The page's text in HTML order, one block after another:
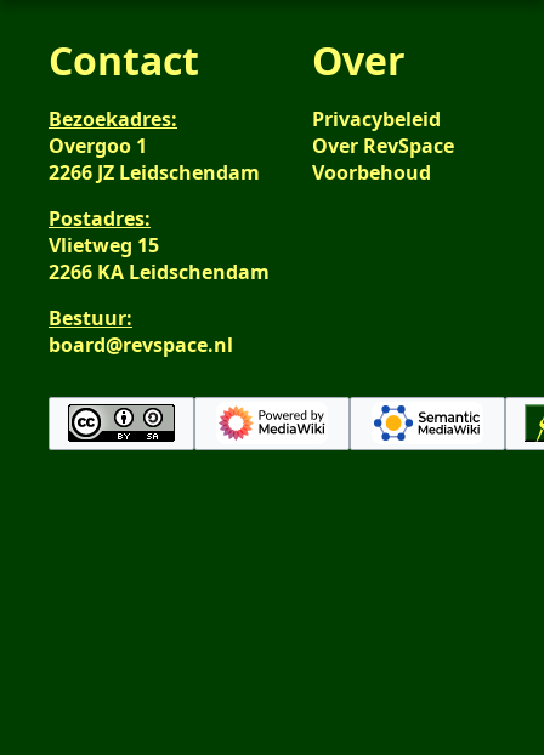
Contact
Bezoekadres:
Overgoo 1
2266 JZ Leidschendam
Postadres:
Vlietweg 15
2266 KA Leidschendam
Bestuur:
board@revspace.nl
Over
Privacybeleid
Over RevSpace
Voorbehoud